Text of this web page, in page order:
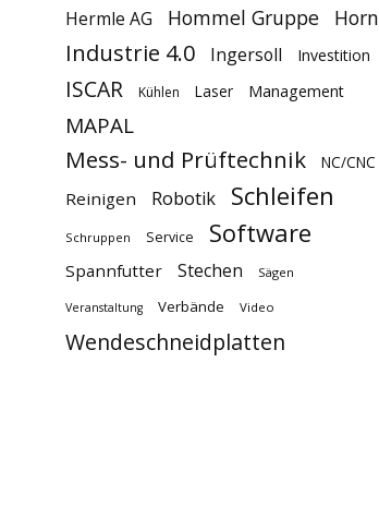
Hermle AG Hommel Gruppe Horn
Industrie 4.0 Ingersoll Investition
ISCAR Kühlen Laser Management
MAPAL
Mess- und Prüftechnik NC/CNC
Reinigen Robotik Schleifen
Schruppen Service Software
Spannfutter Stechen Sägen
Veranstaltung Verbände Video
Wendeschneidplatten